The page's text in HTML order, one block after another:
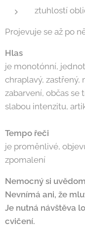
ztuhlostí
Projevuje se až po
Hlas
je monotónní,
chraplavý, zastřený,
zabarvení, občas se
slabou intenzitu,
Tempo řeči
je proměnlivé,
zpomalení
Nemocný si
Nevnímá ani, že
Je nutná návštěva
cvičení.